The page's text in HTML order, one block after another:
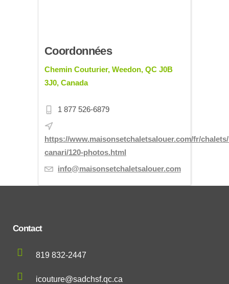
Coordonnées
Chemin Couturier, Weedon, QC J0B
3J0, Canada
1 877 526-6879
https://www.maisonsetchaletsalouer.com/fr/
canari/120-photos.html
info@maisonsetchaletsalouer.com
Contact
819 832-2447
icouture@sadchsf.qc.ca